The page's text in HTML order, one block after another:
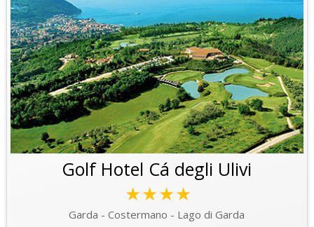
Golf Hotel Cá degli Ulivi
★★★★
Garda - Costermano - Lago di Garda